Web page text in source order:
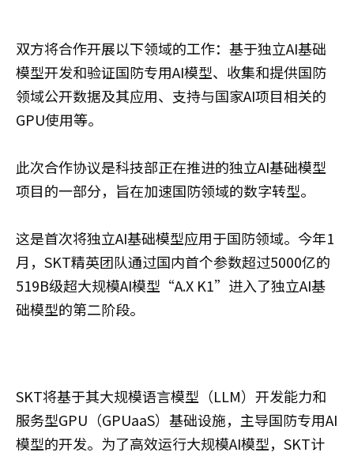
双方将合作开展以下领域的工作：基于独立AI基础
模型开发和验证国防专用AI模型、收集和提供国防
领域公开数据及其应用、支持与国家AI项目相关的
GPU使用等。
此次合作协议是科技部正在推进的独立AI基础模型
项目的一部分，旨在加速国防领域的数字转型。
这是首次将独立AI基础模型应用于国防领域。今年1
月，SKT精英团队通过国内首个参数超过5000亿的
519B级超大规模AI模型“A.X K1”进入了独立AI基
础模型的第二阶段。
SKT将基于其大规模语言模型（LLM）开发能力和
服务型GPU（GPUaaS）基础设施，主导国防专用AI
模型的开发。为了高效运行大规模AI模型，SKT计